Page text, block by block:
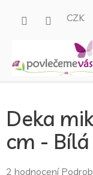
CZK
Deka
cm - Bílá
Průměrné
2 hodnocení